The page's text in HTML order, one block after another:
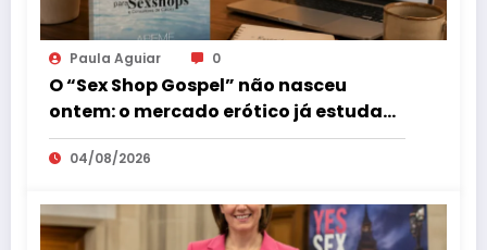
Paula Aguiar 0
O “Sex Shop Gospel” não nasceu
ontem: o mercado erótico já estuda
esse consumidor há mais de uma
década
04/08/2026